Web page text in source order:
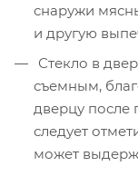
снаружи
и другую
Стекло в
съемным,
дверцу после
следует
может